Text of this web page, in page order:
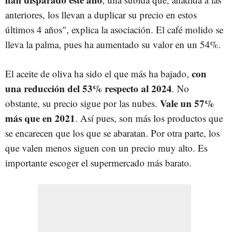
anteriores, los llevan a duplicar su precio en estos
últimos 4 años", explica la asociación. El café molido se
lleva la palma, pues ha aumentado su valor en un 54%.
El aceite de oliva ha sido el que más ha bajado, con
una reducción del 53% respecto al 2024. No
obstante, su precio sigue por las nubes. Vale un 57%
más que en 2021. Así pues, son más los productos que
se encarecen que los que se abaratan. Por otra parte, los
que valen menos siguen con un precio muy alto. Es
importante escoger el supermercado más barato.